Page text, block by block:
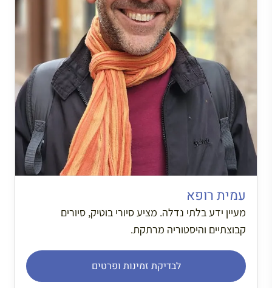
עמית רופא
מעיין ידע בלתי נדלה. מציע סיורי בוטיק, סיורים
קבוצתיים והיסטוריה מרתקת.
לבדיקת זמינות ופרטים